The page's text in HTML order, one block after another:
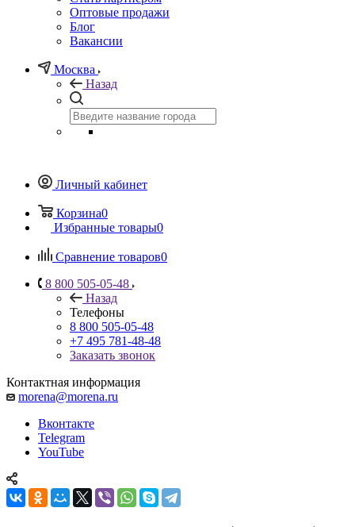
Оптовые продажи
Блог
Вакансии
Москва
Назад
Личный кабинет
Корзина0
Избранные товары0
Сравнение товаров0
8 800 505-05-48
Назад
Телефоны
8 800 505-05-48
+7 495 781-48-48
Заказать звонок
Контактная информация
morena@morena.ru
Вконтакте
Telegram
YouTube